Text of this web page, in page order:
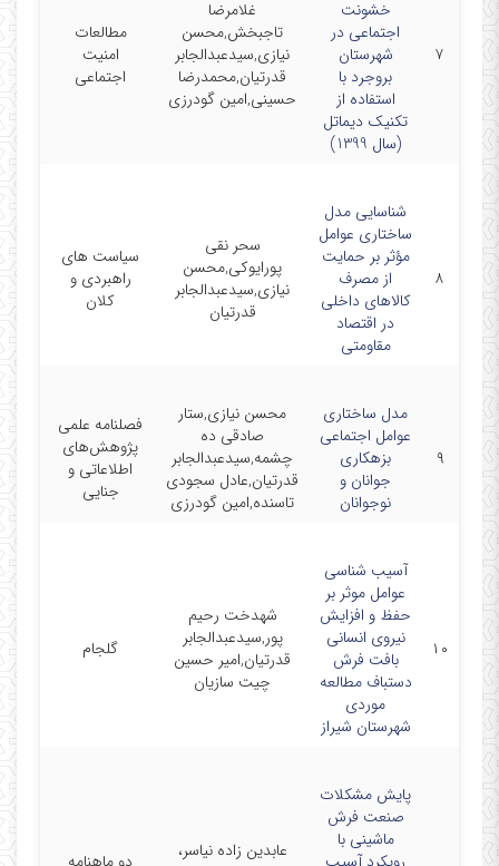
۷
خشونت
اجتماعی در
شهرستان
بروجرد با
استفاده از
تکنیک دیماتل
(سال 1399)
غلامرضا
تاجبخش,محسن
نیازی,سیدعبدالجابر
قدرتیان,محمدرضا
حسینی,امین گودرزی
مطالعات
امنیت
اجتماعی
۸
شناسایی مدل
ساختاری عوامل
مؤثر بر حمایت
از مصرف
کالاهای داخلی
در اقتصاد
مقاومتی
سحر نقی
پورایوکی,محسن
نیازی,سیدعبدالجابر
قدرتیان
سیاست های
راهبردی و
کلان
۹
مدل ساختاری
عوامل اجتماعی
بزهکاری
جوانان و
نوجوانان
محسن نیازی,ستار
صادقی ده
چشمه,سیدعبدالجابر
قدرتیان,عادل سجودی
تاسنده,امین گودرزی
فصلنامه علمی
پژوهش‌های
اطلاعاتی و
جنایی
۱۰
آسیب شناسی
عوامل موثر بر
حفظ و افزایش
نیروی انسانی
بافت فرش
دستباف مطالعه
موردی
شهرستان شیراز
شهدخت رحیم
پور,سیدعبدالجابر
قدرتیان,امیر حسین
چیت سازیان
گلجام 01
پایش مشکلات
صنعت فرش
ماشینی با
عابدین زاده نیاسر،